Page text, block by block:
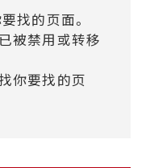
找的页面。
被禁用或转移
你要找的页